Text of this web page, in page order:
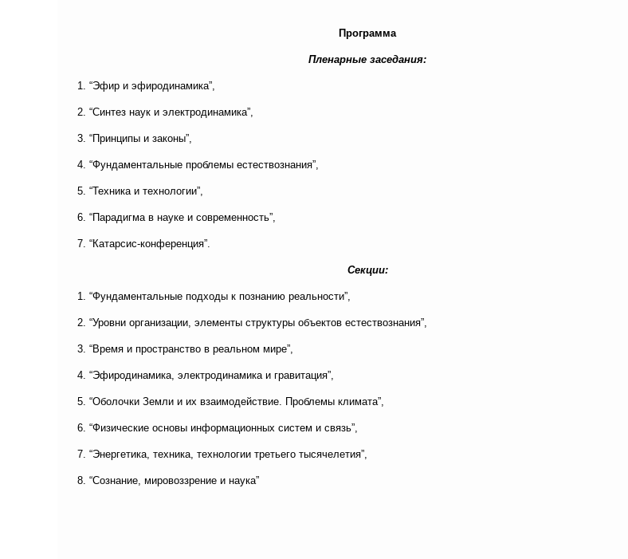
Программа
Пленарные заседания:
1. “Эфир и эфиродинамика”,
2. “Синтез наук и электродинамика”,
3. “Принципы и законы”,
4. “Фундаментальные проблемы естествознания”,
5. “Техника и технологии”,
6. “Парадигма в науке и современность”,
7. “Катарсис-конференция”.
Секции:
1. “Фундаментальные подходы к познанию реальности”,
2. “Уровни организации, элементы структуры объектов естествознания”,
3. “Время и пространство в реальном мире”,
4. “Эфиродинамика, электродинамика и гравитация”,
5. “Оболочки Земли и их взаимодействие. Проблемы климата”,
6. “Физические основы информационных систем и связь”,
7. “Энергетика, техника, технологии третьего тысячелетия”,
8. “Сознание, мировоззрение и наука”